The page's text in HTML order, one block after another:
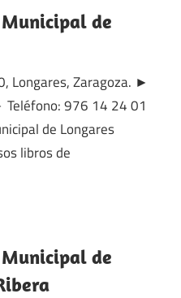
de
Longares, Zaragoza. ►
976 14 24 01
de Longares
libros de
de